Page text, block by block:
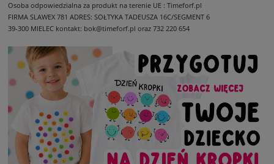
Osoba odpowiedzialna za produkt na terenie UE : Timeforf.pl
FIRMA SLAWEX 781 ADRES: SOŁTYKA TADEUSZA 16C/SEGMENT 6
39-300 MIELEC kontakt: bok@timeforf.pl oraz 732 220 654